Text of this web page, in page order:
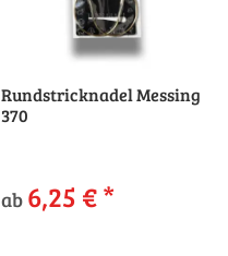
Rundstricknadel Messing
370
ab 6,25 €*